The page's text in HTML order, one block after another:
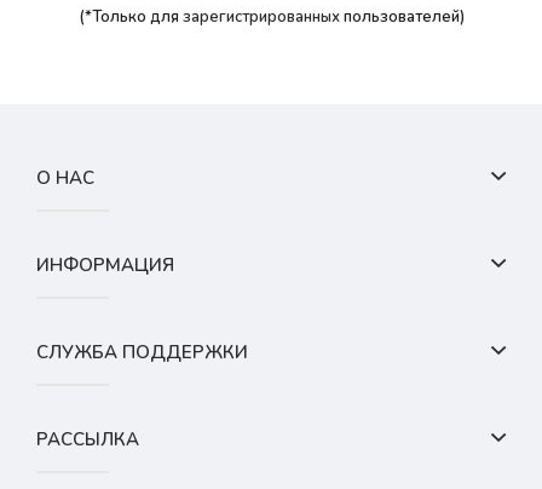
(*Только для зарегистрированныхпользователей)
О НАС
ИНФОРМАЦИЯ
СЛУЖБА ПОДДЕРЖКИ
РАССЫЛКА